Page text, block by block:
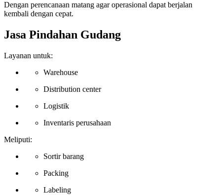
Dengan perencanaan matang agar operasional dapat berjalan
kembali dengan cepat.
Jasa Pindahan Gudang
Layanan untuk:
Warehouse
Distribution center
Logistik
Inventaris perusahaan
Meliputi:
Sortir barang
Packing
Labeling